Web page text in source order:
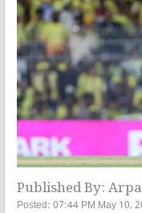
Published By:
Posted: 07:44 PM May 10,